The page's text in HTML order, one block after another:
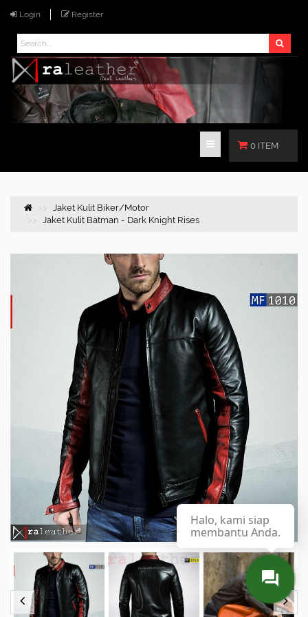
Login Register
0 ITEM
Jaket Kulit Biker/Motor
Jaket Kulit Batman - Dark Knight Rises
Halo, kami siap
membantu Anda.